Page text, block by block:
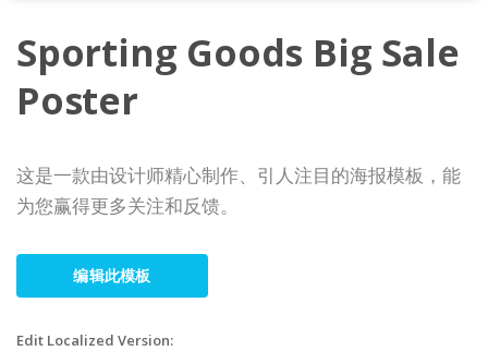
Sporting Goods Big Sale
Poster
这是一款由设计师精心制作、引人注目的海报模板，能
为您赢得更多关注和反馈。
编辑此模板
Edit Localized Version: